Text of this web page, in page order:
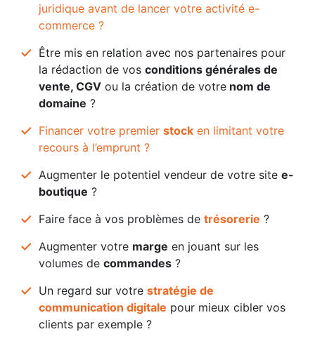
juridique avant de lancer votre activité e-
commerce ?
Être mis en relation avec nos partenaires pour
la rédaction de vos conditions générales de
vente, CGV ou la création de votre nom de
domaine ?
Financer votre premier stock en limitant votre
recours à l’emprunt ?
Augmenter le potentiel vendeur de votre site e-
boutique ?
Faire face à vos problèmes de trésorerie ?
Augmenter votre marge en jouant sur les
volumes de commandes ?
Un regard sur votre stratégie de
communication digitale pour mieux cibler vos
clients par exemple ?